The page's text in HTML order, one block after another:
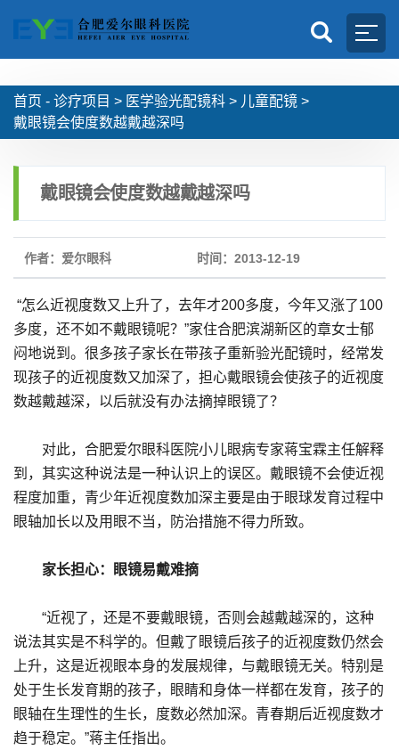
首页 - 诊疗项目 > 医学验光配镜科 > 儿童配镜 >
戴眼镜会使度数越戴越深吗
戴眼镜会使度数越戴越深吗
作者：爱尔眼科 时间：2013-12-19
“怎么近视度数又上升了，去年才200多度，今年又涨了100
多度，还不如不戴眼镜呢？”家住合肥滨湖新区的章女士郁
闷地说到。很多孩子家长在带孩子重新验光配镜时，经常发
现孩子的近视度数又加深了，担心戴眼镜会使孩子的近视度
数越戴越深，以后就没有办法摘掉眼镜了？
对此，合肥爱尔眼科医院小儿眼病专家蒋宝霖主任解释
到，其实这种说法是一种认识上的误区。戴眼镜不会使近视
程度加重，青少年近视度数加深主要是由于眼球发育过程中
眼轴加长以及用眼不当，防治措施不得力所致。
家长担心：眼镜易戴难摘
“近视了，还是不要戴眼镜，否则会越戴越深的，这种
说法其实是不科学的。但戴了眼镜后孩子的近视度数仍然会
上升，这是近视眼本身的发展规律，与戴眼镜无关。特别是
处于生长发育期的孩子，眼睛和身体一样都在发育，孩子的
眼轴在生理性的生长，度数必然加深。青春期后近视度数才
趋于稳定。”蒋主任指出。